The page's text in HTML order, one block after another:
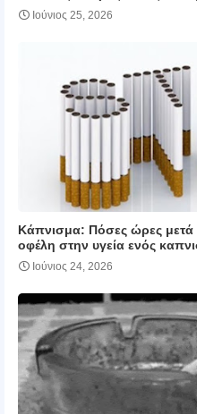
Ιούνιος 25, 2026
Κάπνισμα: Πόσες ώρες μετά
οφέλη στην υγεία ενός
Ιούνιος 24, 2026